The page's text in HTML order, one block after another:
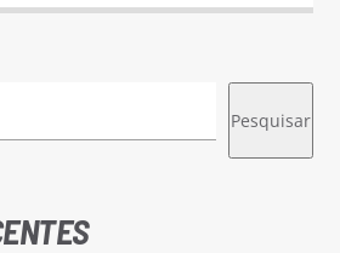
Pesquisar